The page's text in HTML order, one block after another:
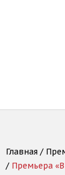
Главная
Премьера